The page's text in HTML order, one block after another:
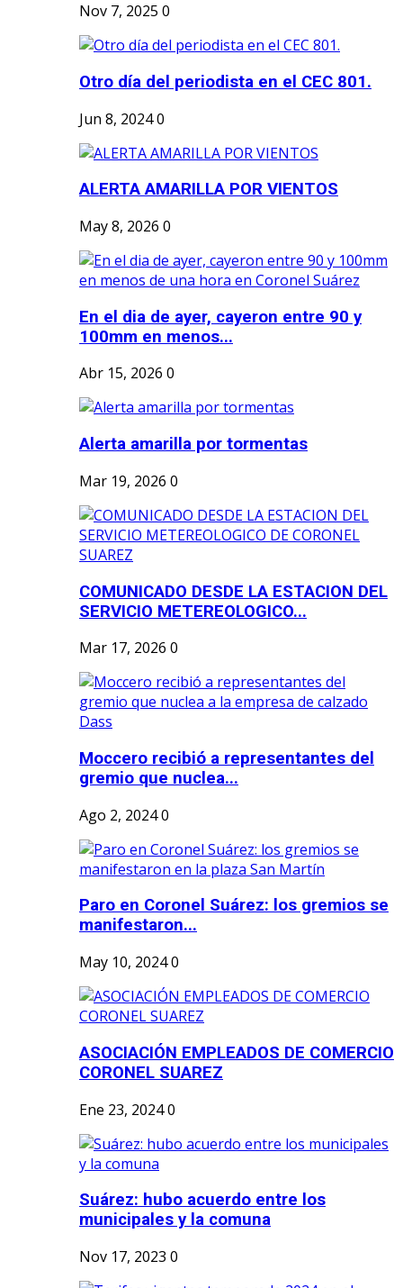
Nov 7, 2025 0
Otro día del periodista en el CEC 801.
Jun 8, 20240
ALERTA AMARILLA POR VIENTOS
May 8, 2026 0
En el dia de ayer, cayeron entre 90 y
100mm en menos...
Abr 15, 2026 0
Alerta amarilla por tormentas
Mar 19, 2026 0
COMUNICADO DESDE LA ESTACION DEL
SERVICIO METEREOLOGICO...
Mar 17, 2026 0
Moccero recibió a representantes del
gremio que nuclea...
Ago 2, 20240
Paro en Coronel Suárez: los gremios se
manifestaron...
May 10, 20240
ASOCIACIÓN EMPLEADOS DE COMERCIO
CORONEL SUAREZ
Ene 23, 20240
Suárez: hubo acuerdo entre los
municipales y la comuna
Nov 17, 2023 0